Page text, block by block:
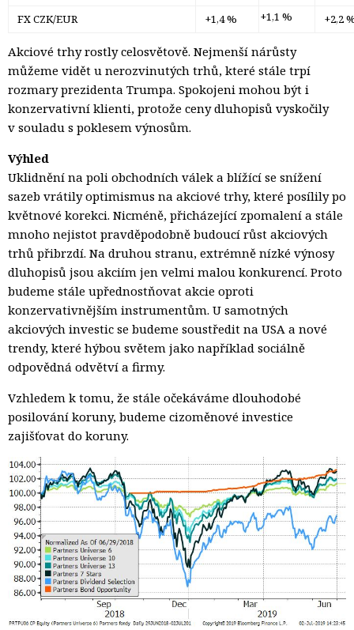
FX CZK/EUR
+1,4 % +1,1 % +2,2
Akciové trhy rostly celosvětově. Nejmenší nárůsty
můžeme vidět u nerozvinutých trhů, které stále trpí
rozmary prezidenta Trumpa. Spokojeni mohou být i
konzervativní klienti, protože ceny dluhopisů vyskočily
v souladu s poklesem výnosům.
Výhled
Uklidnění na poli obchodních válek a blížící se snížení
sazeb vrátily optimismus na akciové trhy, které posílily po
květnové korekci. Nicméně, přicházející zpomalení a stále
mnoho nejistot pravděpodobně budoucí růst akciových
trhů přibrzdí. Na druhou stranu, extrémně nízké výnosy
dluhopisů jsou akciím jen velmi malou konkurencí. Proto
budeme stále upřednostňovat akcie oproti
konzervativnějším instrumentům. U samotných
akciových investic se budeme soustředit na USA a nové
trendy, které hýbou světem jako například sociálně
odpovědná odvětví a firmy.
Vzhledem k tomu, že stále očekáváme dlouhodobé
posilování koruny, budeme cizoměnové investice
zajišťovat do koruny.